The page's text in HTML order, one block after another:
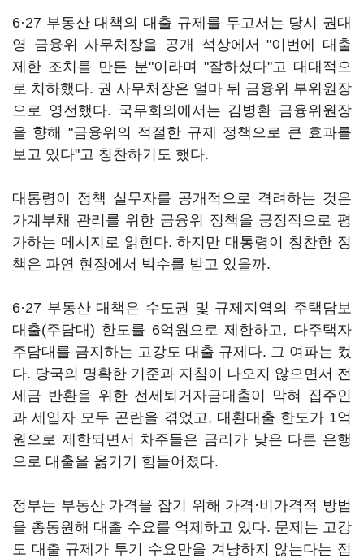
6·27 부동산 대책의 대출 규제를 두고서는 당시 권대
영 금융위 사무처장을 공개 석상에서 "이번에 대출
제한 조치를 만든 분"이라며 "잘하셨다"고 대대적으
로 치하했다. 권 사무처장은 얼마 뒤 금융위 부위원장
으로 영전했다. 국무회의에서는 김병환 금융위원장
을 향해 "금융위의 적절한 규제 정책으로 큰 효과를
보고 있다"고 칭찬하기도 했다.
대통령이 정책 실무자를 공개적으로 격려하는 것은
가계부채 관리를 위한 금융위 정책을 긍정적으로 평
가하는 메시지로 읽힌다. 하지만 대통령이 칭찬한 정
책은 과연 현장에서 박수를 받고 있을까.
6·27 부동산 대책은 수도권 및 규제지역의 주택담보
대출(주담대) 한도를 6억원으로 제한하고, 다주택자
주담대를 금지하는 고강도 대출 규제다. 그 여파는 컸
다. 당국의 명확한 기준과 지침이 나오지 않으면서 전
세금 반환을 위한 전세퇴거자금대출이 막혀 집주인
과 세입자 모두 곤란을 겪었고, 대환대출 한도가 1억
원으로 제한되면서 차주들은 금리가 낮은 다른 은행
으로 대출을 옮기기 힘들어졌다.
정부는 부동산 가격을 잡기 위해 가격·비가격적 방법
을 총동원해 대출 수요를 억제하고 있다. 문제는 고강
도 대출 규제가 투기 수요만을 겨냥하지 않는다는 점